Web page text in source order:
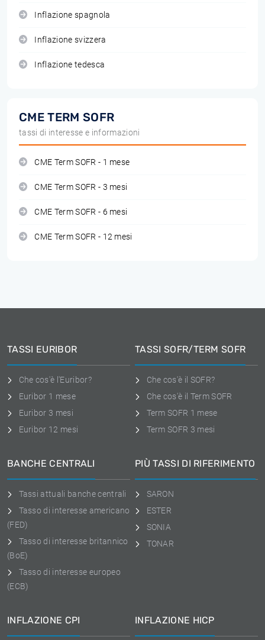
Inflazione spagnola
Inflazione svizzera
Inflazione tedesca
CME TERM SOFR
tassi di interesse e informazioni
CME Term SOFR - 1 mese
CME Term SOFR - 3 mesi
CME Term SOFR - 6 mesi
CME Term SOFR - 12 mesi
TASSI EURIBOR
Che cos'è l'Euribor?
Euribor 1 mese
Euribor 3 mesi
Euribor 12 mesi
TASSI SOFR/TERM SOFR
Che cos'è il SOFR?
Che cos'è il Term SOFR
Term SOFR 1 mese
Term SOFR 3 mesi
BANCHE CENTRALI
Tassi attuali banche centrali
Tasso di interesse americano
(FED)
Tasso di interesse britannico
(BoE)
Tasso di interesse europeo
(ECB)
PIÙ TASSI DI RIFERIMENTO
SARON
ESTER
SONIA
TONAR
INFLAZIONE CPI INFLAZIONE HICP